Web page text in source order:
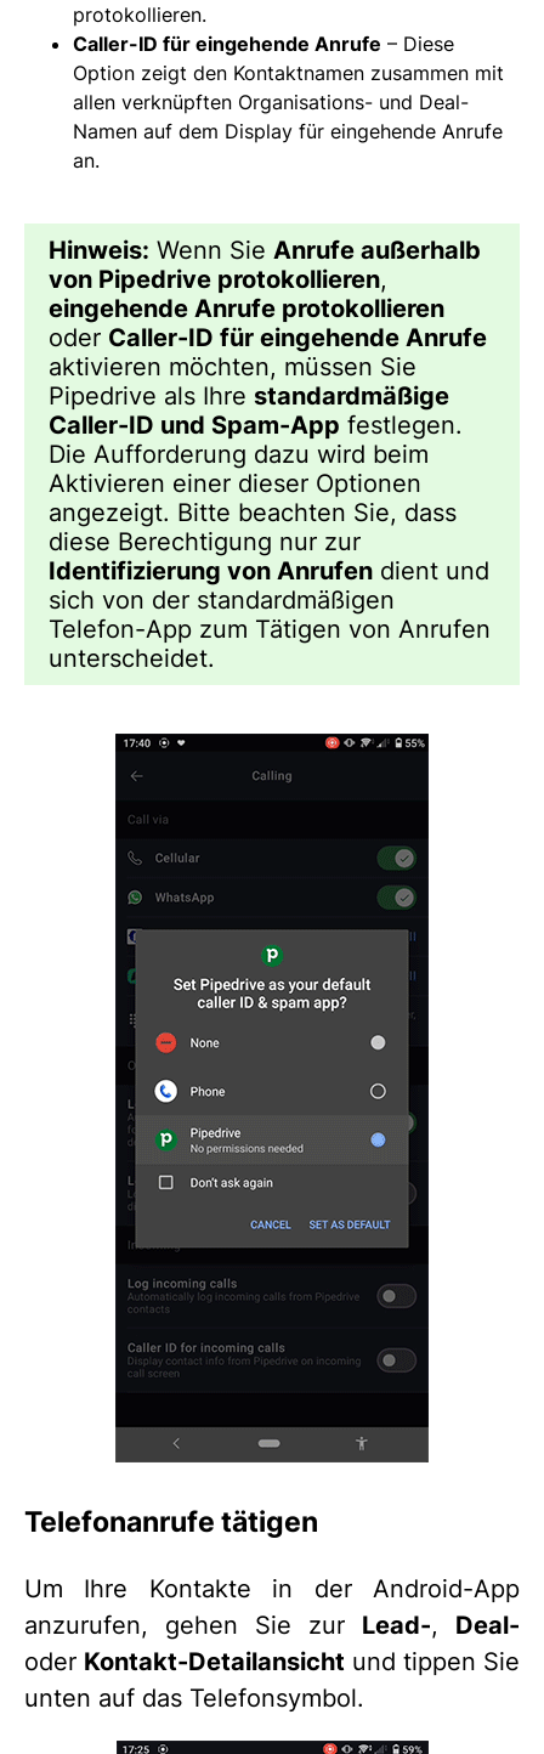
protokollieren.
Caller-ID für eingehende Anrufe – Diese
Option zeigt den Kontaktnamen zusammen mit
allen verknüpften Organisations- und Deal-
Namen auf dem Display für eingehende Anrufe
an.
Hinweis: Wenn Sie Anrufe außerhalb
von Pipedrive protokollieren,
eingehende Anrufe protokollieren
oder Caller-ID für eingehende Anrufe
aktivieren möchten, müssen Sie
Pipedrive als Ihre standardmäßige
Caller-ID und Spam-App festlegen.
Die Aufforderung dazu wird beim
Aktivieren einer dieser Optionen
angezeigt. Bitte beachten Sie, dass
diese Berechtigung nur zur
Identifizierung von Anrufen dient und
sich von der standardmäßigen
Telefon-App zum Tätigen von Anrufen
unterscheidet.
Telefonanrufe tätigen
Um Ihre Kontakte in der Android-App
anzurufen, gehen Sie zur Lead-, Deal-
oder Kontakt-Detailansicht und tippen Sie
unten auf das Telefonsymbol.